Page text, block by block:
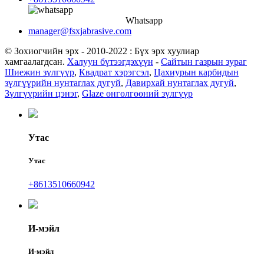
Whatsapp
manager@fsxjabrasive.com
© Зохиогчийн эрх - 2010-2022 : Бүх эрх хуулиар
хамгаалагдсан. Халуун бүтээгдэхүүн - Сайтын газрын зураг
Шиежин зүлгүүр, Квадрат хэрэгсэл, Цахиурын карбидын
зүлгүүрийн нунтаглах дугуй, Давирхай нунтаглах дугуй,
Зүлгүүрийн цэнэг, Glaze өнгөлгөөний зүлгүүр
Утас
Утас
+8613510660942
И-мэйл
И-мэйл